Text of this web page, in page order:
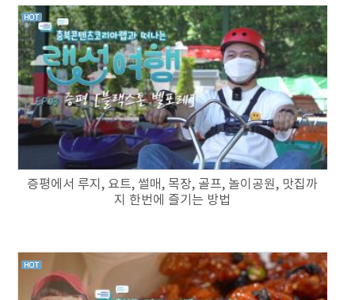
증평에서 루지, 요트, 썰매, 목장, 골프, 놀이공원, 맛집까
지 한번에 즐기는 방법